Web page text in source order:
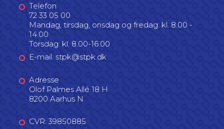
Telefon
72 33 05 00
Mandag, tirsdag, onsdag og fredag: kl. 8.00 -
14.00
Torsdag: kl. 8.00-16.00
E-mail: stpk@stpk.dk
Adresse
Olof Palmes Allé 18 H
8200 Aarhus N
CVR: 39850885